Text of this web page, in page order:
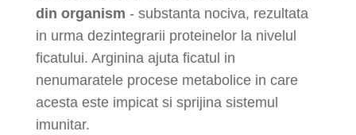
din organism - substanta nociva, rezultata
in urma dezintegrarii proteinelor la nivelul
ficatului. Arginina ajuta ficatul in
nenumaratele procese metabolice in care
acesta este impicat si sprijina sistemul
imunitar.